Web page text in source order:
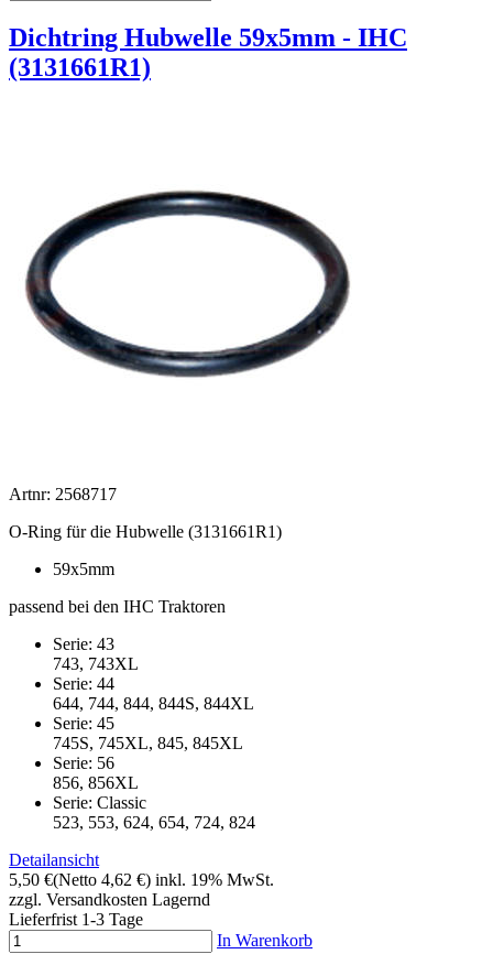
Dichtring Hubwelle 59x5mm - IHC
(3131661R1)
Artnr: 2568717
O-Ring für die Hubwelle (3131661R1)
59x5mm
passend bei den IHC Traktoren
Serie: 43
743, 743XL
Serie: 44
644, 744, 844, 844S, 844XL
Serie: 45
745S, 745XL, 845, 845XL
Serie: 56
856, 856XL
Serie: Classic
523, 553, 624, 654, 724, 824
Detailansicht
5,50 €(Netto 4,62 €) inkl. 19% MwSt.
zzgl. Versandkosten Lagernd
Lieferfrist 1-3 Tage
In Warenkorb